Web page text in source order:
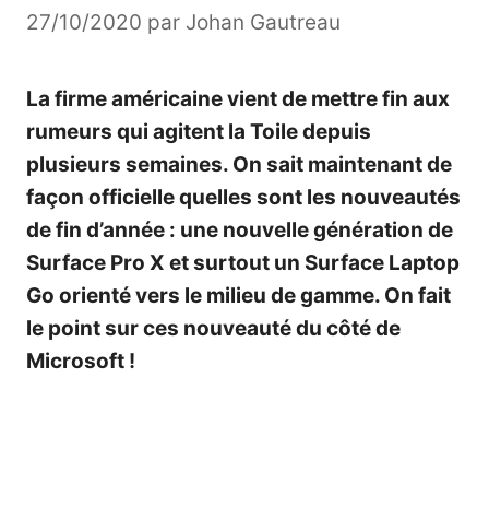
27/10/2020 par Johan Gautreau
La firme américaine vient de mettre fin aux
rumeurs qui agitent la Toile depuis
plusieurs semaines. On sait maintenant de
façon officielle quelles sont les nouveautés
de fin d’année : une nouvelle génération de
Surface Pro X et surtout un Surface Laptop
Go orienté vers le milieu de gamme. On fait
le point sur ces nouveauté du côté de
Microsoft !